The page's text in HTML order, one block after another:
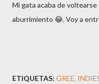
Mi gata acaba de voltearse
aburrimiento 😂. Voy a
ETIQUETAS: GREE